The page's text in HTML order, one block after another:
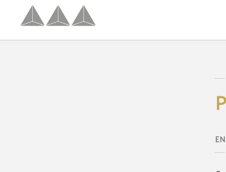
Politique de cookies de l'Hotel Palacio Congresos - Site officiel